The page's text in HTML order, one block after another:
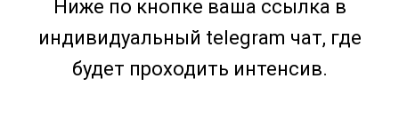
Ниже по кнопке ваша ссылка в
индивидуальный telegram чат, где
будет проходить интенсив.